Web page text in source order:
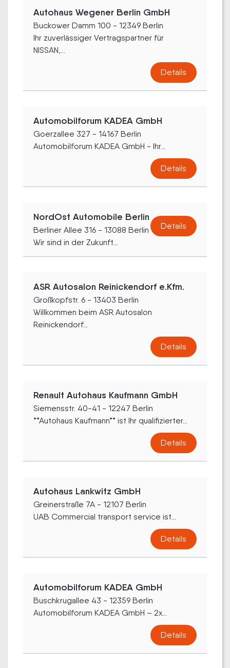
Autohaus Wegener Berlin GmbH
Buckower Damm 100 - 12349 Berlin
Ihr zuverlässiger Vertragspartner für
NISSAN,...
Details
Automobilforum KADEA GmbH
Goerzallee 327 - 14167 Berlin
Automobilforum KADEA GmbH - Ihr...
Details
NordOst Automobile Berlin
Berliner Allee 316 - 13088 Berlin
Wir sind in der Zukunft...
Details
ASR Autosalon Reinickendorf e.Kfm.
Großkopfstr. 6 - 13403 Berlin
Willkommen beim ASR Autosalon
Reinickendorf...
Details
Renault Autohaus Kaufmann GmbH
Siemensstr. 40-41 - 12247 Berlin
**Autohaus Kaufmann** ist Ihr qualifizierter...
Details
Autohaus Lankwitz GmbH
Greinerstraße 7A - 12107 Berlin
UAB Commercial transport service ist...
Details
Automobilforum KADEA GmbH
Buschkrugallee 43 - 12359 Berlin
Automobilforum KADEA GmbH – 2x...
Details